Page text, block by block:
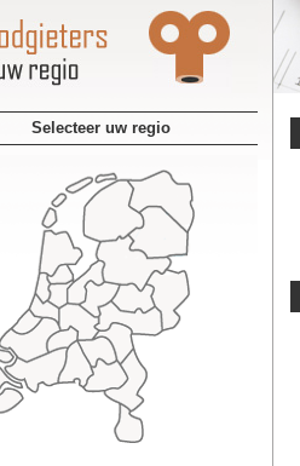
Selecteer uw regio